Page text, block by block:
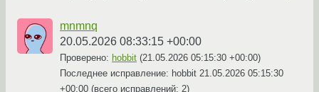
mnmnq
20.05.2026 08:33:15 +00:00
Проверено: hobbit (21.05.2026 05:15:30 +00:00)
Последнее исправление: hobbit 21.05.2026 05:15:30
+00:00 (всего исправлений: 2)